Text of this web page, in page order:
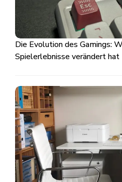
Die Evolution des Gamings:
Spielerlebnisse verändert hat